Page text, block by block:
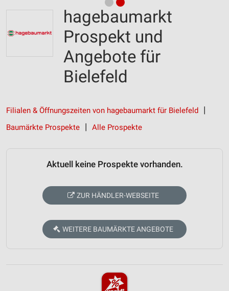
hagebaumarkt
Prospekt und
Angebote für
Bielefeld
Filialen & Öffnungszeiten von hagebaumarkt für Bielefeld
Baumärkte Prospekte
Alle Prospekte
Aktuell keine Prospekte vorhanden.
ZUR HÄNDLER-WEBSEITE
WEITERE BAUMÄRKTE ANGEBOTE